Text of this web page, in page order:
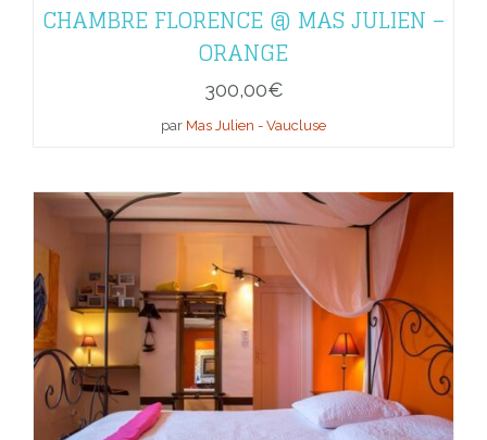
CHAMBRE FLORENCE @ MAS JULIEN –
ORANGE
300,00€
par Mas Julien - Vaucluse